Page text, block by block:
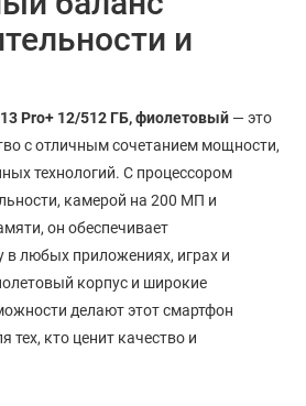
и
Pro+ 12/512 ГБ, фиолетовый— это
с отличным сочетанием мощности,
технологий. С процессором
камерой на 200 МП и
он обеспечивает
в любых приложениях, играх и
корпус и широкие
делают этот смартфон
кто ценит качество и